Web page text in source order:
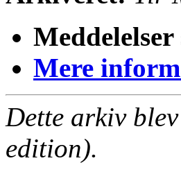
Mere
Dette arkiv
edition).